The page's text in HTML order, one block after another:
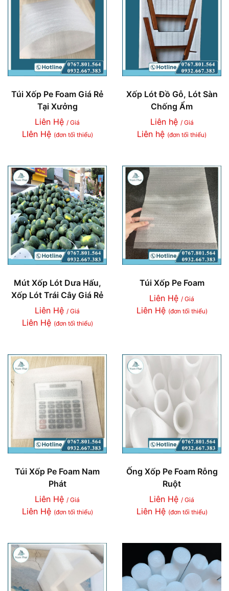
Túi Xốp Pe Foam Giá Rẻ
Tại Xưởng
Liên Hệ / Giá
LIên Hệ (đơn tối thiểu)
Xốp Lót Đồ Gỗ, Lót Sàn
Chống Ẩm
Liên hệ / Giá
Liên hệ (đơn tối thiểu)
Mút Xốp Lót Dưa Hấu,
Xốp Lót Trái Cây Giá Rẻ
Liên Hệ / Giá
Liên Hệ (đơn tối thiểu)
Túi Xốp Pe Foam
Liên Hệ / Giá
Liên Hệ (đơn tối thiểu)
Túi Xốp Pe Foam Nam
Phát
Liên Hệ / Giá
Liên Hệ (đơn tối thiểu)
Ống Xốp Pe Foam Rỗng
Ruột
Liên Hệ / Giá
Liên Hệ (đơn tối thiểu)